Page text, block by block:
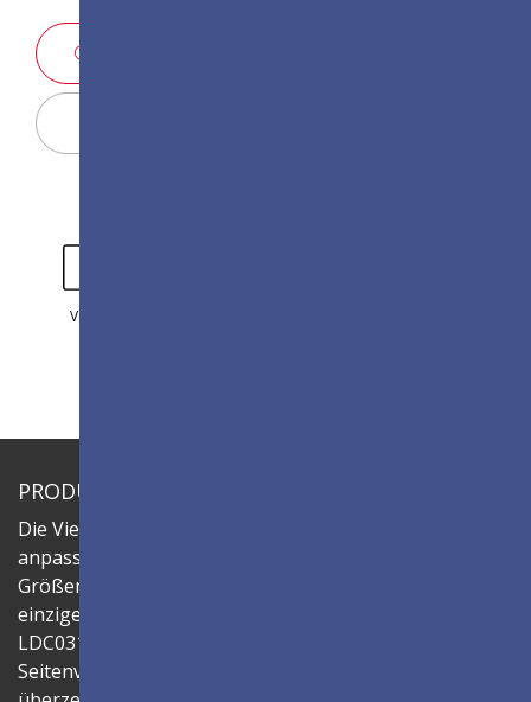
VIDEO
PRODUKTÜBERSICHT
Die ViewSonic LDC-Serie ist ein innovatives,
anpassbares All-in-One-LED-Display, das flexible
Größen und mühelose Installation bietet - alles in einer
einzigen Lösung. Kombinieren Sie das LED-Gehäuse
LDC031-150, um Videowände in verschiedenen
Seitenverhältnissen und Größen zu erstellen und so ein